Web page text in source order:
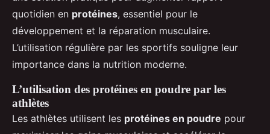
quotidien en protéines, essentiel pour le
développement et la réparation musculaire.
L’utilisation régulière par les sportifs souligne leur
importance dans la nutrition moderne.
L’utilisation des protéines en poudre par les
athlètes
Les athlètes utilisent les protéines en poudre pour